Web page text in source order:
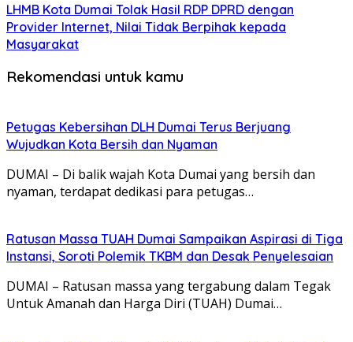
LHMB Kota Dumai Tolak Hasil RDP DPRD dengan
Provider Internet, Nilai Tidak Berpihak kepada
Masyarakat
Rekomendasi untuk kamu
Petugas Kebersihan DLH Dumai Terus Berjuang
Wujudkan Kota Bersih dan Nyaman
DUMAI – Di balik wajah Kota Dumai yang bersih dan
nyaman, terdapat dedikasi para petugas…
Ratusan Massa TUAH Dumai Sampaikan Aspirasi di Tiga
Instansi, Soroti Polemik TKBM dan Desak Penyelesaian
DUMAI – Ratusan massa yang tergabung dalam Tegak
Untuk Amanah dan Harga Diri (TUAH) Dumai…